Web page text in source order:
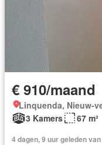
€ 910/maand
Linquenda, Nieuw-
3 Kamers
67 m²
4 dagen, 9 uur geleden